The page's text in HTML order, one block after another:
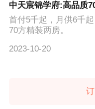
中天宸锦学府:高品质
首付5千起，月供6千
70方精装两房。
2023-10-20